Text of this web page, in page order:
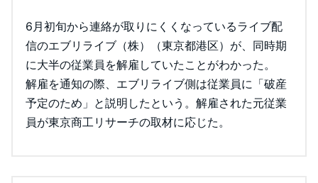
6月初旬から連絡が取りにくくなっているライブ配
信のエブリライブ（株）（東京都港区）が、同時期
に大半の従業員を解雇していたことがわかった。
解雇を通知の際、エブリライブ側は従業員に「破産
予定のため」と説明したという。解雇された元従業
員が東京商工リサーチの取材に応じた。